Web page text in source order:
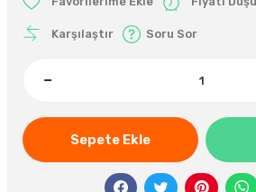
Karşılaştır Soru Sor
Sepete Ekle